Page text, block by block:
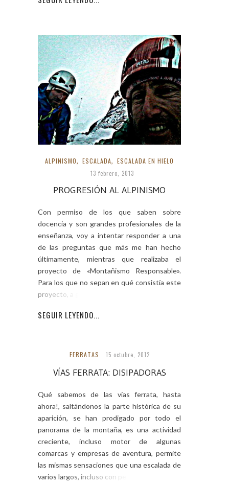
ALPINISMO, ESCALADA, ESCALADA EN HIELO
13 febrero, 2013
PROGRESIÓN AL ALPINISMO
Con permiso de los que saben sobre
docencia y son grandes profesionales de la
enseñanza, voy a intentar responder a una
de las preguntas que más me han hecho
últimamente, mientras que realizaba el
proyecto de «Montañismo Responsable».
Para los que no sepan en qué consistía este
proyecto, a grandes
SEGUIR LEYENDO...
FERRATAS 15 octubre, 2012
VÍAS FERRATA: DISIPADORAS
Qué sabemos de las vías ferrata, hasta
ahora!, saltándonos la parte histórica de su
aparición, se han prodigado por todo el
panorama de la montaña, es una actividad
creciente, incluso motor de algunas
comarcas y empresas de aventura, permite
las mismas sensaciones que una escalada de
varios largos, incluso con pequeños